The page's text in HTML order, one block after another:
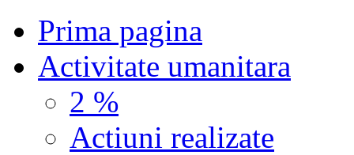
Prima pagina
Activitate umanitara
2 %
Actiuni realizate